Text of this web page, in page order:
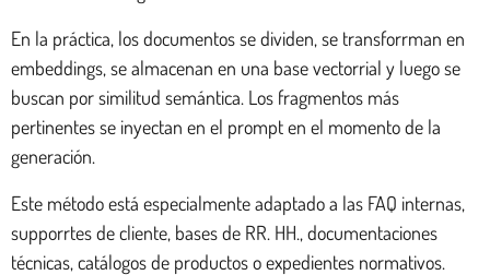
En la práctica, los documentos se dividen, se transforrman en
embeddings, se almacenan en una base vectorrial y luego se
buscan por similitud semántica. Los fragmentos más
pertinentes se inyectan en el prompt en el momento de la
generación.
Este método está especialmente adaptado a las FAQ internas,
supporrtes de cliente, bases de RR. HH., documentaciones
técnicas, catálogos de productos o expedientes normativos.